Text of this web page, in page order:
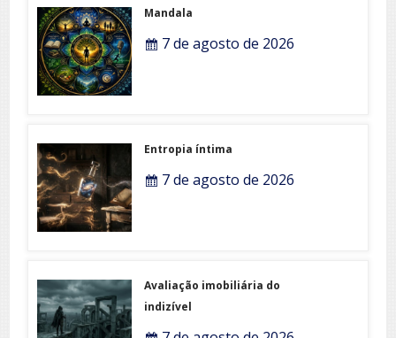
Mandala
7 de agosto de 2026
Entropia íntima
7 de agosto de 2026
Avaliação imobiliária do
indizível